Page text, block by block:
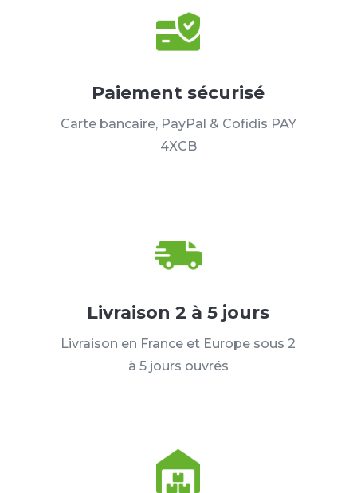
Paiement sécurisé
Carte bancaire, PayPal & Cofidis PAY
4XCB
Livraison 2 à 5 jours
Livraison en France et Europe sous 2
à 5 jours ouvrés